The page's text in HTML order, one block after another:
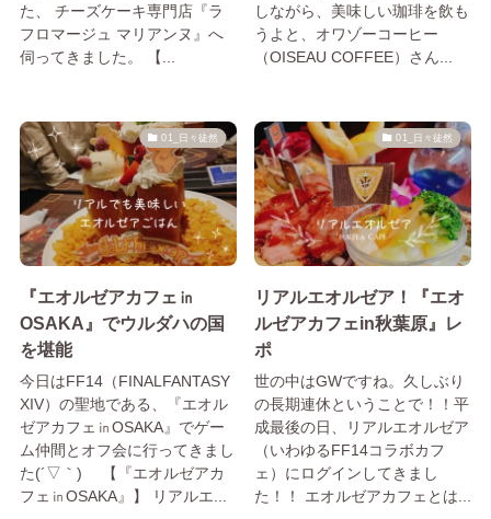
た、 チーズケーキ専門店『ラ
フロマージュ マリアンヌ』へ
伺ってきました。 【...
しながら、美味しい珈琲を飲も
うよと、オワゾーコーヒー
（OISEAU COFFEE）さん...
01_日々徒然
『エオルゼアカフェ㏌
OSAKA』でウルダハの国
を堪能
今日はFF14（FINALFANTASY
XIV）の聖地である、『エオル
ゼアカフェ㏌OSAKA』でゲー
ム仲間とオフ会に行ってきまし
た(´▽｀) 【『エオルゼアカ
フェ㏌OSAKA』】 リアルエ...
01_日々徒然
リアルエオルゼア！『エオ
ルゼアカフェin秋葉原』レ
ポ
世の中はGWですね。久しぶり
の長期連休ということで！！平
成最後の日、リアルエオルゼア
（いわゆるFF14コラボカフ
ェ）にログインしてきまし
た！！ エオルゼアカフェとは...